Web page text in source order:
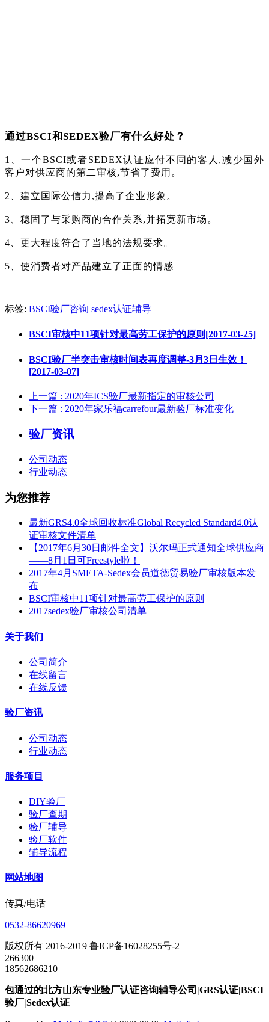
通过BSCI和SEDEX验厂有什么好处？
1、一个BSCI或者SEDEX认证应付不同的客人,减少国外
客户对供应商的第二审核,节省了费用。
2、建立国际公信力,提高了企业形象。
3、稳固了与采购商的合作关系,并拓宽新市场。
4、更大程度符合了当地的法规要求。
5、使消费者对产品建立了正面的情感
标签: BSCI验厂咨询 sedex认证辅导
BSCI审核中11项针对最高劳工保护的原则[2017-03-25]
BSCI验厂半突击审核时间表再度调整-3月3日生效！
[2017-03-07]
上一篇 : 2020年ICS验厂最新指定的审核公司
下一篇 : 2020年家乐福carrefour最新验厂标准变化
验厂资讯
公司动态
行业动态
为您推荐
最新GRS4.0全球回收标准Global Recycled Standard4.0认
证审核文件清单
【2017年6月30日邮件全文】沃尔玛正式通知全球供应商
——8月1日可Freestyle啦！
2017年4月SMETA-Sedex会员道德贸易验厂审核版本发
布
BSCI审核中11项针对最高劳工保护的原则
2017sedex验厂审核公司清单
关于我们
公司简介
在线留言
在线反馈
验厂资讯
公司动态
行业动态
服务项目
DIY验厂
验厂查期
验厂辅导
验厂软件
辅导流程
网站地图
传真/电话
0532-86620969
版权所有 2016-2019 鲁ICP备16028255号-2
266300
18562686210
包通过的北方山东专业验厂认证咨询辅导公司|GRS认证|BSCI
验厂|Sedex认证